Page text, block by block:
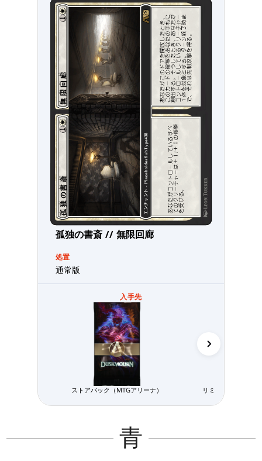
孤独の書斎 // 無限回廊
処置
通常版
入手先
ストアパック（MTGアリーナ） リミテッド用パッ
青